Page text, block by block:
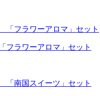
ラワーアロマ」セット